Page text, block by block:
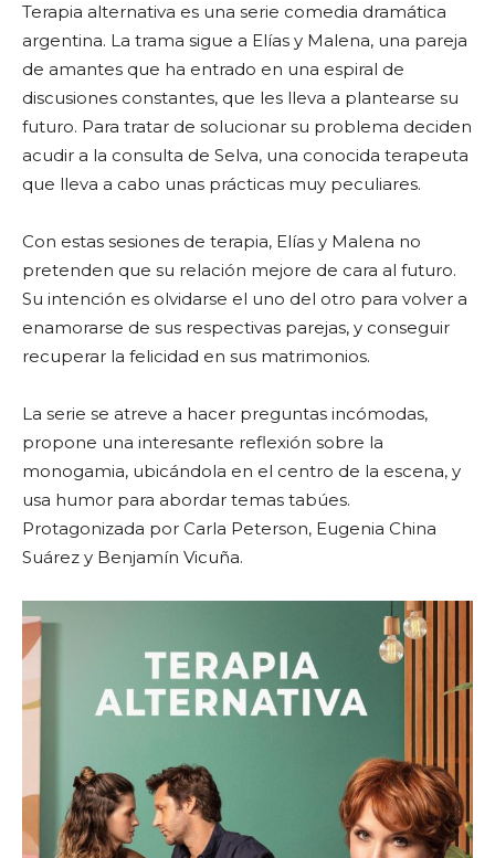
Terapia alternativa es una serie comedia dramática
argentina. La trama sigue a Elías y Malena, una pareja
de amantes que ha entrado en una espiral de
discusiones constantes, que les lleva a plantearse su
futuro. Para tratar de solucionar su problema deciden
acudir a la consulta de Selva, una conocida terapeuta
que lleva a cabo unas prácticas muy peculiares.
Con estas sesiones de terapia, Elías y Malena no
pretenden que su relación mejore de cara al futuro.
Su intención es olvidarse el uno del otro para volver a
enamorarse de sus respectivas parejas, y conseguir
recuperar la felicidad en sus matrimonios.
La serie se atreve a hacer preguntas incómodas,
propone una interesante reflexión sobre la
monogamia, ubicándola en el centro de la escena, y
usa humor para abordar temas tabúes.
Protagonizada por Carla Peterson, Eugenia China
Suárez y Benjamín Vicuña.